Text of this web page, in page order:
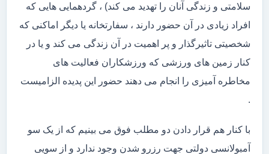
سلامتی و زندگی آنان را تهدید می کند) ، گردهمایی هایی که
افراد زیادی در آن حضور دارند ، سفارتخانه یا دیگر اماکنی که
شخصیتی تاثیرگذار و پر اهمیت در آن زندگی می کند و یا در
کنار زمین های ورزشی که ورزشکاران فعالیت های
مخاطره آمیزی را انجام می دهند حضور این پدیده الزامیست
.
با کنار هم قرار دادن دو مطلب فوق می بینیم که از یک سو
آمبولانسی دولتی جهت رزرو شدن وجود ندارد و از سویی